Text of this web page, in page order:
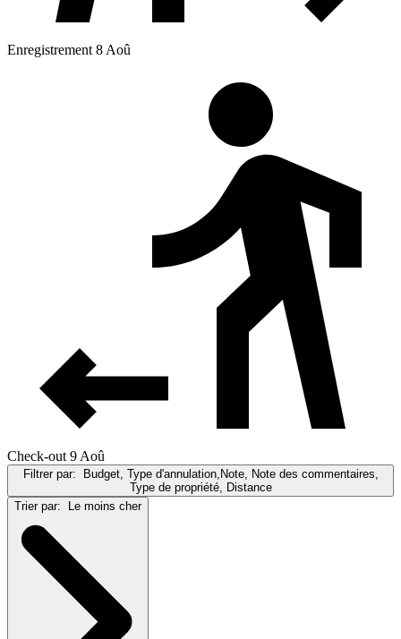
Enregistrement 8 Aoû
Check-out 9 Aoû
Filtrer par:
Budget, Type d'annulation,Note, Note des commentaires,
Type de propriété, Distance
Trier par:
Le moins cher